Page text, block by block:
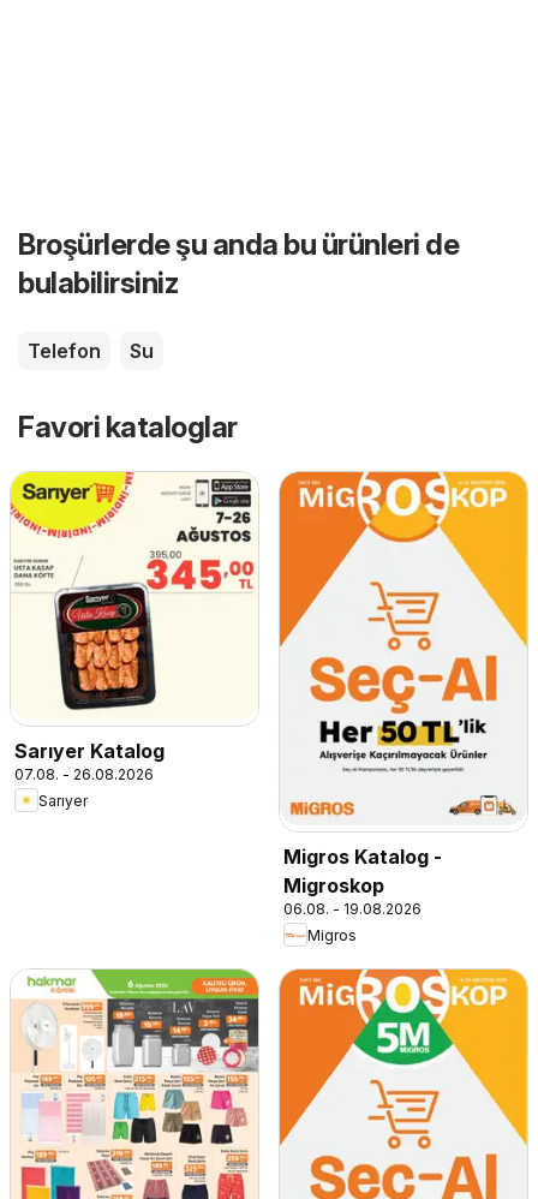
Broşürlerde şu anda bu ürünleri de
bulabilirsiniz
Telefon Su
Favori kataloglar
Sarıyer Katalog
07.08. - 26.08.2026
Sarıyer
Migros Katalog -
Migroskop
06.08. - 19.08.2026
Migros